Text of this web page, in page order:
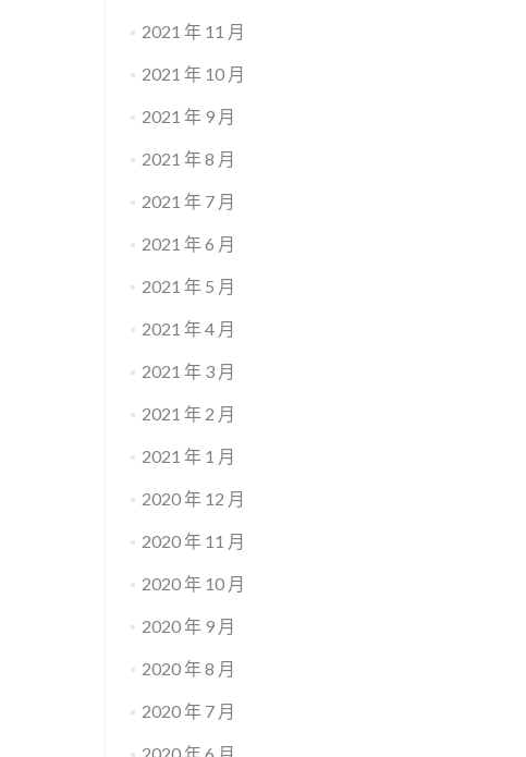
2021 年 11 月
2021 年 10 月
2021 年 9 月
2021 年 8 月
2021 年 7 月
2021 年 6 月
2021 年 5 月
2021 年 4 月
2021 年 3 月
2021 年 2 月
2021 年 1 月
2020 年 12 月
2020 年 11 月
2020 年 10 月
2020 年 9 月
2020 年 8 月
2020 年 7 月